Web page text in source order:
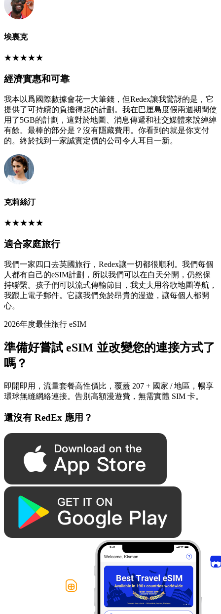
埃裏克
★★★★★
經濟實惠和可靠
我本以爲國際數據會花一大筆錢，但Redex讓我驚訝的是，它
提供了可持續的負擔得起的計劃。我在巴厘島度假兩週期間使
用了5GB的計劃，這對於地圖、消息傳遞和社交媒體來說綽綽
有餘。最棒的部分是？沒有隱藏費用。你看到的就是你支付
的。終於找到一家誠實定價的公司令人耳目一新。
克莉絲汀
★★★★★
適合家庭旅行
我們一家四口去英國旅行，Redex讓一切都很順利。我們每個
人都有自己的eSIM計劃，所以我們可以在白天分開，仍然保
持聯繫。孩子們可以流式傳輸節目，我丈夫用谷歌地圖導航，
我跟上電子郵件。它讓我們免於昂貴的漫遊，讓每個人都開
心。
2026年度最佳旅行 eSIM
準備好嘗試 eSIM 並改變您的連接方式了
嗎？
即開即用，流量套餐高性價比，覆蓋 207 + 國家 / 地區，暢享
環球無縫網絡連接。告別高額漫遊費，無需實體 SIM 卡。
還沒有 RedEx 應用？